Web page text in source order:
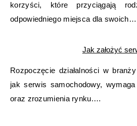
korzyści, które przyciągają
odpowiedniego miejsca dla swoich…
Jak założyć
Rozpoczęcie działalności w
jak serwis samochodowy,
oraz zrozumienia rynku.…